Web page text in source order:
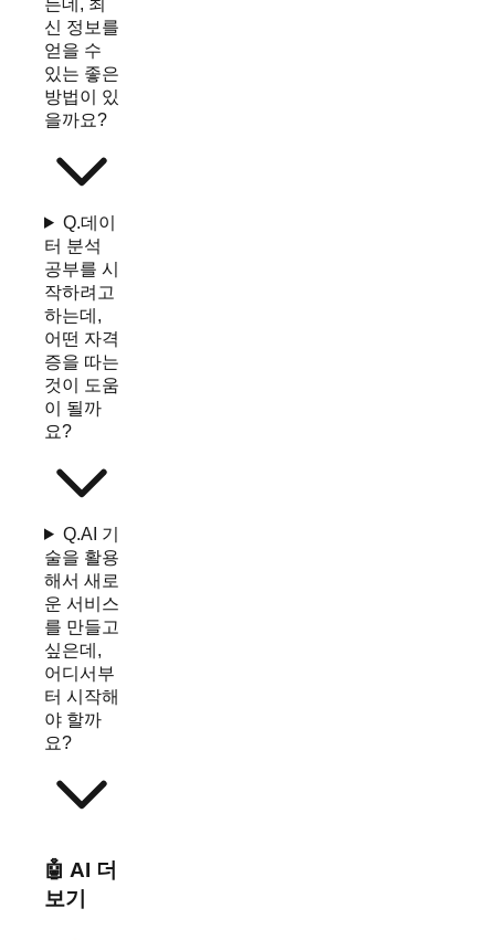
든데, 최
신 정보를
얻을 수
있는 좋은
방법이 있
을까요?
Q.데이
터 분석
공부를 시
작하려고
하는데,
어떤 자격
증을 따는
것이 도움
이 될까
요?
Q.AI 기
술을 활용
해서 새로
운 서비스
를 만들고
싶은데,
어디서부
터 시작해
야 할까
요?
🤖 AI 더
보기